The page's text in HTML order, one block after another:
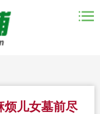
烦儿女墓前尽